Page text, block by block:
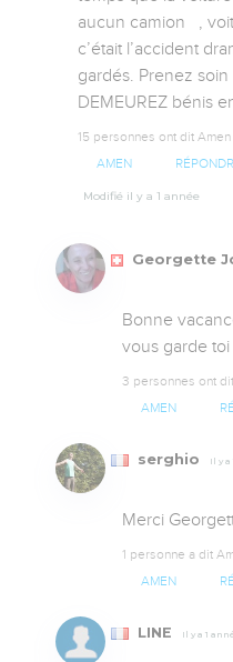
aucun camion   ,
c’était l’accident
gardés. Prenez
DEMEUREZ bénis
15 personnes ont dit Amen
AMEN
Modifié il y a 1 année
Georgette
Bonne
vous garde toi
3 personnes ont
AMEN
serghio Il y a
Merci
1 personne a dit
AMEN
LINE Il y a 1